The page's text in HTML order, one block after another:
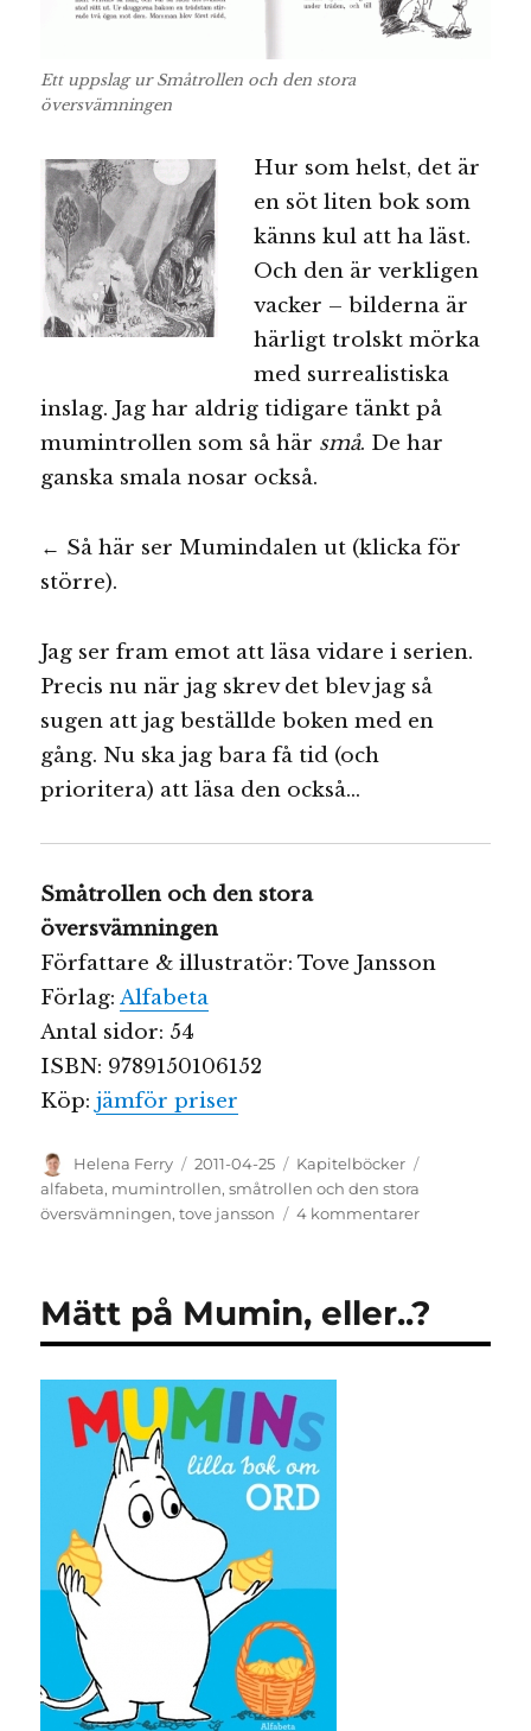
Ett uppslag ur Småtrollen och den stora
översvämningen
Hur som helst, det är
en söt liten bok som
känns kul att ha läst.
Och den är verkligen
vacker – bilderna är
härligt trolskt mörka
med surrealistiska
inslag. Jag har aldrig tidigare tänkt på
mumintrollen som så här små. De har
ganska smala nosar också.
← Så här ser Mumindalen ut (klicka för
större).
Jag ser fram emot att läsa vidare i serien.
Precis nu när jag skrev det blev jag så
sugen att jag beställde boken med en
gång. Nu ska jag bara få tid (och
prioritera) att läsa den också…
Småtrollen och den stora
översvämningen
Författare & illustratör: Tove Jansson
Förlag:Alfabeta
Antal sidor: 54
ISBN: 9789150106152
Köp:jämför priser
Författare
Helena Ferry
Publicerat
den
2011-04-25 Kategorier
Kapitelböcker
alfabeta, mumintrollen,småtrollen och den stora
översvämningen,tove jansson 4 kommentarertill
med
Mätt på Mumin, eller..?